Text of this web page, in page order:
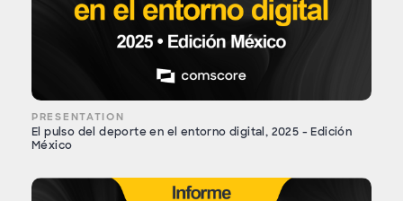
PRESENTATION
El pulso del deporte en el entorno digital, 2025 - Edición
México